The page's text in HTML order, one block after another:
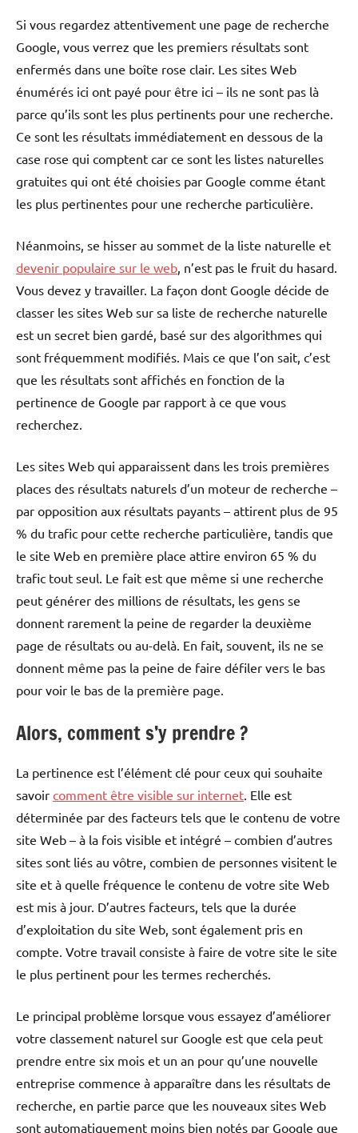
Si vous regardez attentivement une page de recherche
Google, vous verrez que les premiers résultats sont
enfermés dans une boîte rose clair. Les sites Web
énumérés ici ont payé pour être ici – ils ne sont pas là
parce qu’ils sont les plus pertinents pour une recherche.
Ce sont les résultats immédiatement en dessous de la
case rose qui comptent car ce sont les listes naturelles
gratuites qui ont été choisies par Google comme étant
les plus pertinentes pour une recherche particulière.
Néanmoins, se hisser au sommet de la liste naturelle et
devenir populaire sur le web, n’est pas le fruit du hasard.
Vous devez y travailler. La façon dont Google décide de
classer les sites Web sur sa liste de recherche naturelle
est un secret bien gardé, basé sur des algorithmes qui
sont fréquemment modifiés. Mais ce que l’on sait, c’est
que les résultats sont affichés en fonction de la
pertinence de Google par rapport à ce que vous
recherchez.
Les sites Web qui apparaissent dans les trois premières
places des résultats naturels d’un moteur de recherche –
par opposition aux résultats payants – attirent plus de 95
% du trafic pour cette recherche particulière, tandis que
le site Web en première place attire environ 65 % du
trafic tout seul. Le fait est que même si une recherche
peut générer des millions de résultats, les gens se
donnent rarement la peine de regarder la deuxième
page de résultats ou au-delà. En fait, souvent, ils ne se
donnent même pas la peine de faire défiler vers le bas
pour voir le bas de la première page.
Alors, comment s’y prendre ?
La pertinence est l’élément clé pour ceux qui souhaite
savoir comment être visible sur internet. Elle est
déterminée par des facteurs tels que le contenu de votre
site Web – à la fois visible et intégré – combien d’autres
sites sont liés au vôtre, combien de personnes visitent le
site et à quelle fréquence le contenu de votre site Web
est mis à jour. D’autres facteurs, tels que la durée
d’exploitation du site Web, sont également pris en
compte. Votre travail consiste à faire de votre site le site
le plus pertinent pour les termes recherchés.
Le principal problème lorsque vous essayez d’améliorer
votre classement naturel sur Google est que cela peut
prendre entre six mois et un an pour qu’une nouvelle
entreprise commence à apparaître dans les résultats de
recherche, en partie parce que les nouveaux sites Web
sont automatiquement moins bien notés par Google que